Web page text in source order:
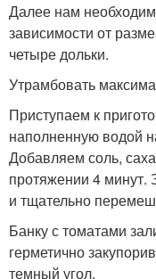
Далее нам
зависимости от
четыре дольки.
Утрамбовать
Приступаем к
наполненную водой
Добавляем соль,
протяжении 4
и тщательно
Банку с томатами
герметично
темный угол.